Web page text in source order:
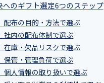
へのギフト選定6つのステップ
配布の目的・方法で選ぶ
社内の配布体制で選ぶ
在庫・欠品リスクで選ぶ
保管・管理負荷で選ぶ
個人情報の取り扱いで選ぶ